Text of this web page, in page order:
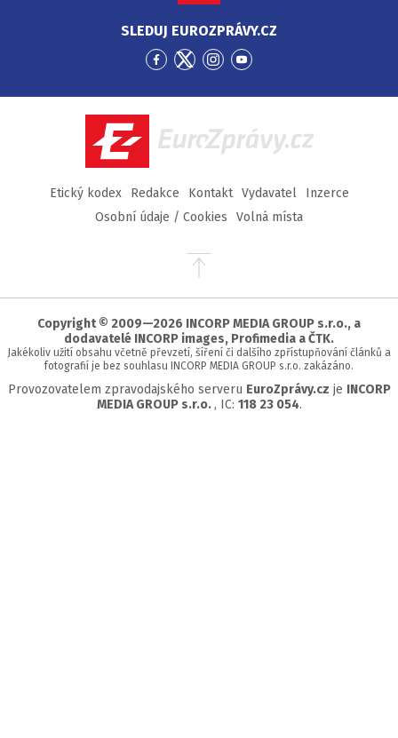
SLEDUJ EUROZPRÁVY.CZ
Přejít
Facebook
Přejít
Twitter
Přejít
Instagram
Přejít
YouTube
EuroZprávy.cz
Etický kodex Redakce Kontakt Vydavatel
Inzerce
Osobní údaje / Cookies
Volná místa
Přejít
stránky
Copyright © 2009—2026 INCORP MEDIA GROUP s.r.o., a
dodavatelé INCORP images, Profimedia a ČTK.
Jakékoliv užití obsahu včetně převzetí, šíření či dalšího zpřístupňování článků a
fotografií je bez souhlasu INCORP MEDIA GROUP s.r.o. zakázáno.
Provozovatelem zpravodajského serveru EuroZprávy.cz je INCORP
MEDIA GROUP s.r.o. , IC: 118 23 054.